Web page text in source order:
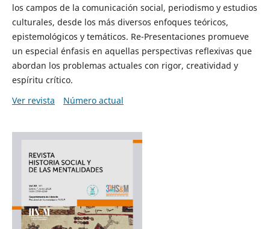
los campos de la comunicación social, periodismo y estudios
culturales, desde los más diversos enfoques teóricos,
epistemológicos y temáticos. Re-Presentaciones promueve
un especial énfasis en aquellas perspectivas reflexivas que
abordan los problemas actuales con rigor, creatividad y
espíritu crítico.
Ver revista
Número actual